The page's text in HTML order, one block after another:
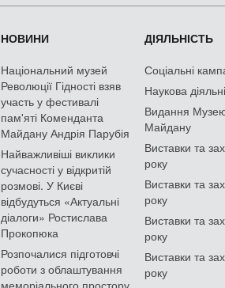
НОВИНИ
Національний музей
Революції Гідності взяв
участь у фестивалі
пам'яті Коменданта
Майдану Андрія Парубія
Найважливіші виклики
сучасності у відкритій
розмові. У Києві
відбудуться «Актуальні
діалоги» Ростислава
Прокопюка
Розпочалися підготовчі
роботи з облаштування
меморіального простору
ДІЯЛЬНІСТЬ
Соціальні
Наукова
Видання
Майдану
Виставки та
року
Виставки та
року
Виставки та
року
Виставки та
року